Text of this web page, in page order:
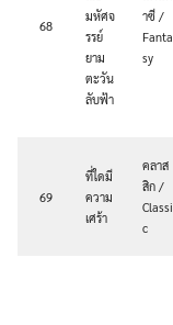
68
มหัศจ
รรย์
ยาม
ตะวัน
ลับฟ้า
าซี /
Fanta
sy
69
ที่ใดมี
ความ
เศร้า
คลาส
สิก /
Classi
c